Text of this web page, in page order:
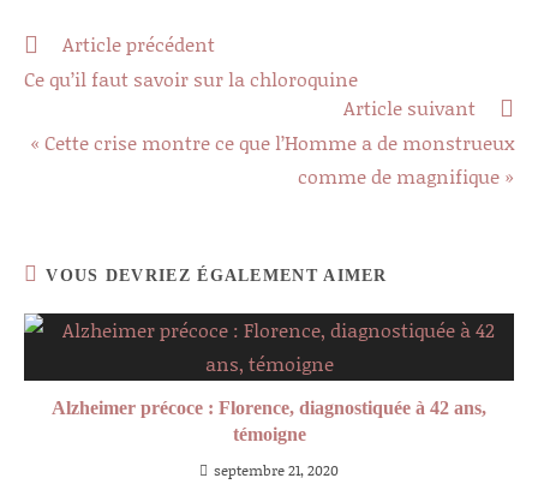
Read
articles
Article précédent
Ce qu’il faut savoir sur la chloroquine
Article suivant
« Cette crise montre ce que l’Homme a de monstrueux
comme de magnifique »
VOUS DEVRIEZ ÉGALEMENT AIMER
Alzheimer précoce : Florence, diagnostiquée à 42 ans,
témoigne
septembre 21, 2020